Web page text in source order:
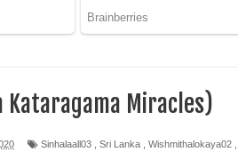
Miracles)
Sinhalaall03 Sri Lanka Wishmithalokaya02